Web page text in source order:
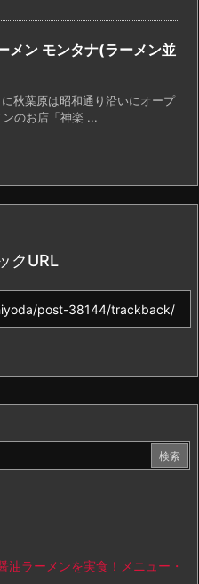
メン モンタナ(ラーメン並
秋葉原は昭和通り沿いにオープ
のお店「神楽 ...
クURL
油ラーメンを実食！メニュー・